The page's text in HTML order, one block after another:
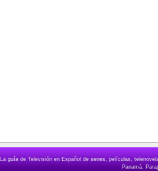
La guía de Televisión en Español de series, películas,
Panamá,